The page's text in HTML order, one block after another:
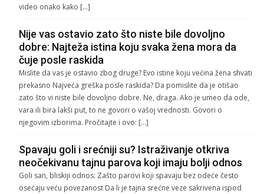
video onako kako […]
Nije vas ostavio zato što niste bile dovoljno
dobre: Najteža istina koju svaka žena mora da
čuje posle raskida
Mislite da vas je ostavio zbog druge? Evo istine koju većina žena shvati
prekasno Najveća greška posle raskida? Da pomislite da je otišao
zato što vi niste bile dovoljno dobre. Ne, draga. Ako je umeo da ode,
vara ili bira lakši put, to ne govori o vašoj vrednosti. Govori o
njegovim izborima. Pročitajte i ovo: […]
Spavaju goli i srećniji su? Istraživanje otkriva
neočekivanu tajnu parova koji imaju bolji odnos
Goli san, bliskiji odnos: Zašto parovi koji spavaju bez odeće često
osećaju veću povezanost Da li je tajna srećne veze sakrivena ispod